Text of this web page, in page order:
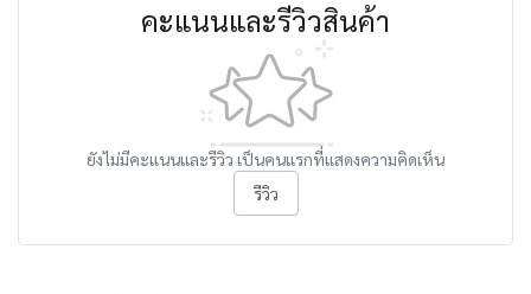
คะแนนและรีวิวสินค้า
ยังไม่มีคะแนนและรีวิว เป็นคนแรกที่แสดงความคิดเห็น
รีวิว